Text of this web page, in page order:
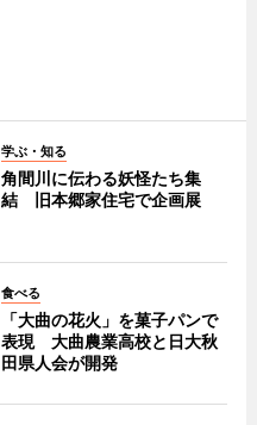
学ぶ・知る
角間川に伝わる妖怪たち集
結 旧本郷家住宅で企画展
食べる
「大曲の花火」を菓子パンで
表現 大曲農業高校と日大秋
田県人会が開発